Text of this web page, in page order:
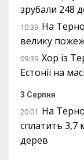
зрубали 248
10:39 На
велику
09:39 Хор із
Естонії на
3 Серпня
20:01 На
сплатить 3,7
дерев